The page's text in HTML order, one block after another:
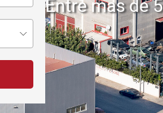
Entre mas de